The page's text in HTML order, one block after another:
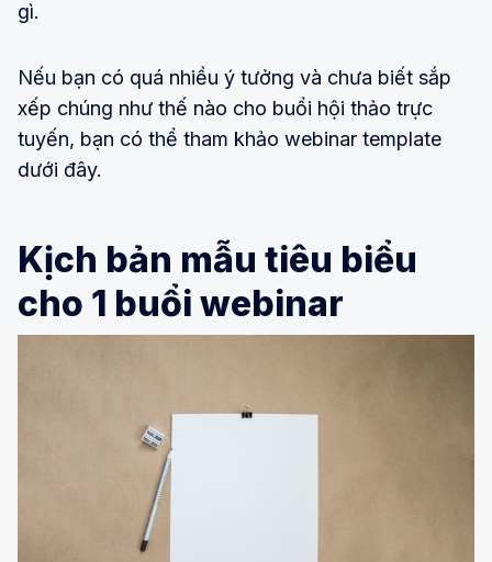
gì.
Nếu bạn có quá nhiều ý tưởng và chưa biết sắp
xếp chúng như thế nào cho buổi hội thảo trực
tuyến, bạn có thể tham khảo webinar template
dưới đây.
Kịch bản mẫu tiêu biểu
cho 1 buổi webinar